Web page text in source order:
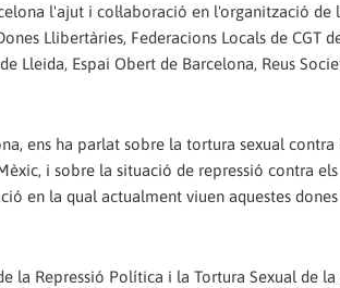
l'ajut i col·laboració en l'organització de
Llibertàries, Federacions Locals de CGT
Lleida, Espai Obert de Barcelona, Reus
ens ha parlat sobre la tortura sexual contra
i sobre la situació de repressió contra els
en la qual actualment viuen aquestes
la Repressió Política i la Tortura Sexual de la